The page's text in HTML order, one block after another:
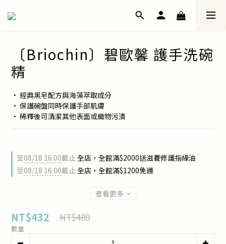
〔Briochin〕碧歐馨 護手洗碗
精
• 經典黑皂配方與海藻萃取成分
• 保護碗盤同時保護手部肌膚
• 稀釋後可清潔其他表面或織物污漬
至08/18 16:00截止全店，全館滿$2000送滋養修護指緣油
至08/18 16:00截止全店，全館滿$1200免運
查看更多
NT$432 NT$480
數量